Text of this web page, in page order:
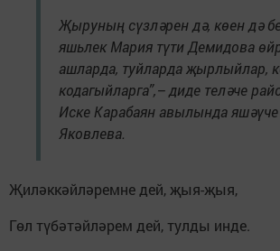
Җыруның сүзләрен дә, көен дә
яшьлек Мария түти Демидова
ашларда, туйларда җырлыйлар,
кодагыйларга”,– диде теләче
Иске Карабаян авылында
Яковлева.
Җиләккәйләремне дей, җыя-җыя,
Гөл түбәтәйләрем дей, тулды инде.